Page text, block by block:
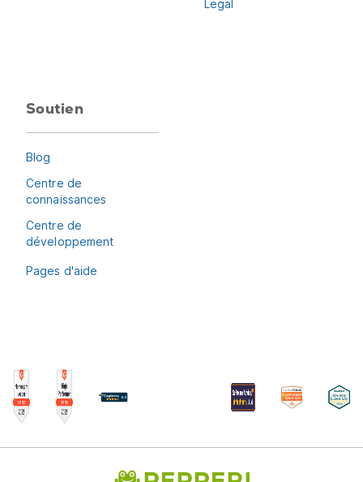
Legal
Soutien
Blog
Centre de
connaissances
Centre de
développement
Pages d'aide